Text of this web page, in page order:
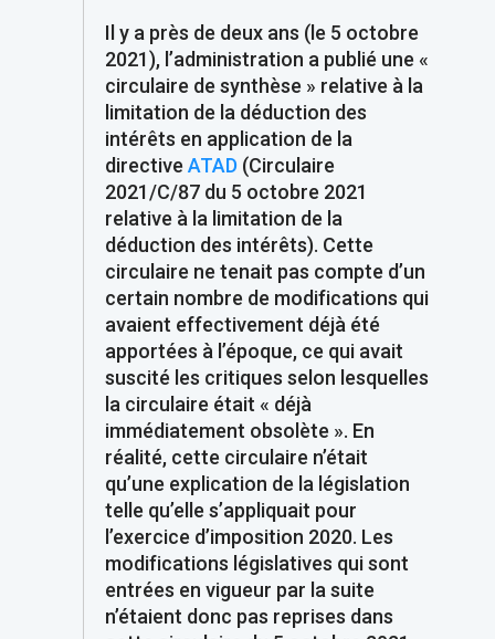
Il y a près de deux ans (le 5 octobre
2021), l’administration a publié une «
circulaire de synthèse » relative à la
limitation de la déduction des
intérêts en application de la
directive ATAD(Circulaire
2021/C/87 du 5 octobre 2021
relative à la limitation de la
déduction des intérêts). Cette
circulaire ne tenait pas compte d’un
certain nombre de modifications qui
avaient effectivement déjà été
apportées à l’époque, ce qui avait
suscité les critiques selon lesquelles
la circulaire était « déjà
immédiatement obsolète ». En
réalité, cette circulaire n’était
qu’une explication de la législation
telle qu’elle s’appliquait pour
l’exercice d’imposition 2020. Les
modifications législatives qui sont
entrées en vigueur par la suite
n’étaient donc pas reprises dans